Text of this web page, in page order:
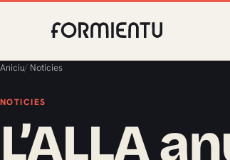
Aniciu/ Noticies
NOTICIES
L’ALLA